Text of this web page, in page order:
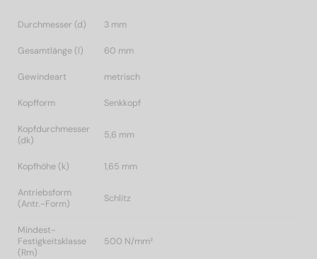
Durchmesser (d) 3 mm
Gesamtlänge (l) 60 mm
Gewindeart metrisch
Kopfform Senkkopf
Kopfdurchmesser
(dk)
5,6 mm
Kopfhöhe (k) 1,65 mm
Antriebsform
(Antr.-Form)
Schlitz
Mindest-
Festigkeitsklasse
(Rm)
500 N/mm²